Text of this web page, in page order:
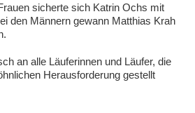
sicherte sich Katrin Ochs mit
den Männern gewann Matthias Krah
an alle Läuferinnen und Läufer, die
Herausforderung gestellt